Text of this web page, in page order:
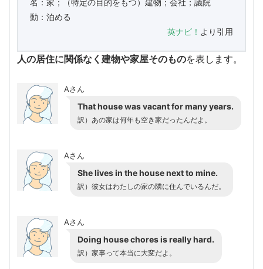
動：泊める
英ナビ！ より引用
人の居住に関係なく建物や家屋そのものを表します。
Aさん
That house was vacant for many years.
訳）あの家は何年も空き家だったんだよ。
Aさん
She lives in the house next to mine.
訳）彼女はわたしの家の隣に住んでいるんだ。
Aさん
Doing house chores is really hard.
訳）家事って本当に大変だよ。